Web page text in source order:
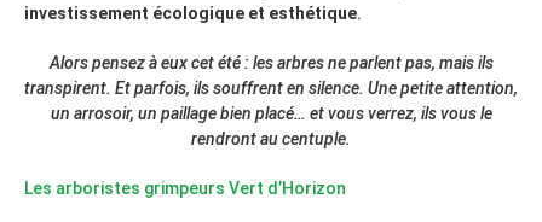
investissement écologique et esthétique.
Alors pensez à eux cet été : les arbres ne parlent pas, mais ils
transpirent. Et parfois, ils souffrent en silence. Une petite attention,
un arrosoir, un paillage bien placé… et vous verrez, ils vous le
rendront au centuple.
Les arboristes grimpeurs Vert d’Horizon